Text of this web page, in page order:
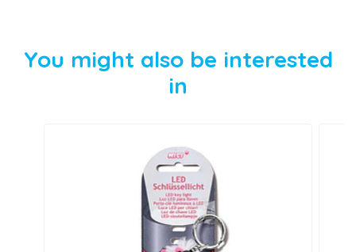
You might also be interested
in